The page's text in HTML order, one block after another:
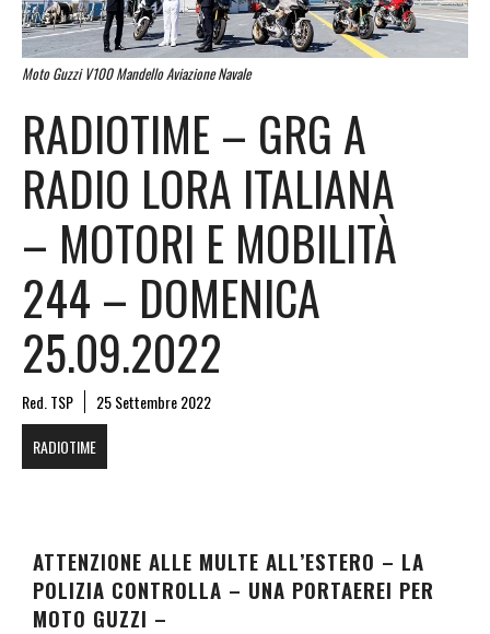
RADIOTIME – GRG A
RADIO LORA ITALIANA
– MOTORI E MOBILITÀ
244 – DOMENICA
25.09.2022
Red. TSP
25 Settembre 2022
RADIOTIME
Moto Guzzi V100 Mandello Aviazione Navale
ATTENZIONE ALLE MULTE ALL’ESTERO – LA
POLIZIA CONTROLLA – UNA PORTAEREI PER
MOTO GUZZI –